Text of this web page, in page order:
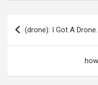
Navigation
de
(drone): I Got A